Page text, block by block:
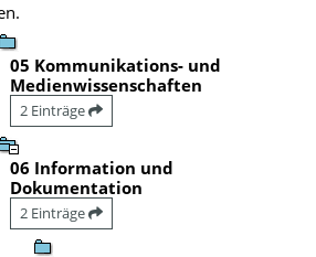
05 Kommunikations- und
Medienwissenschaften
2 Einträge
06 Information und
Dokumentation
2 Einträge